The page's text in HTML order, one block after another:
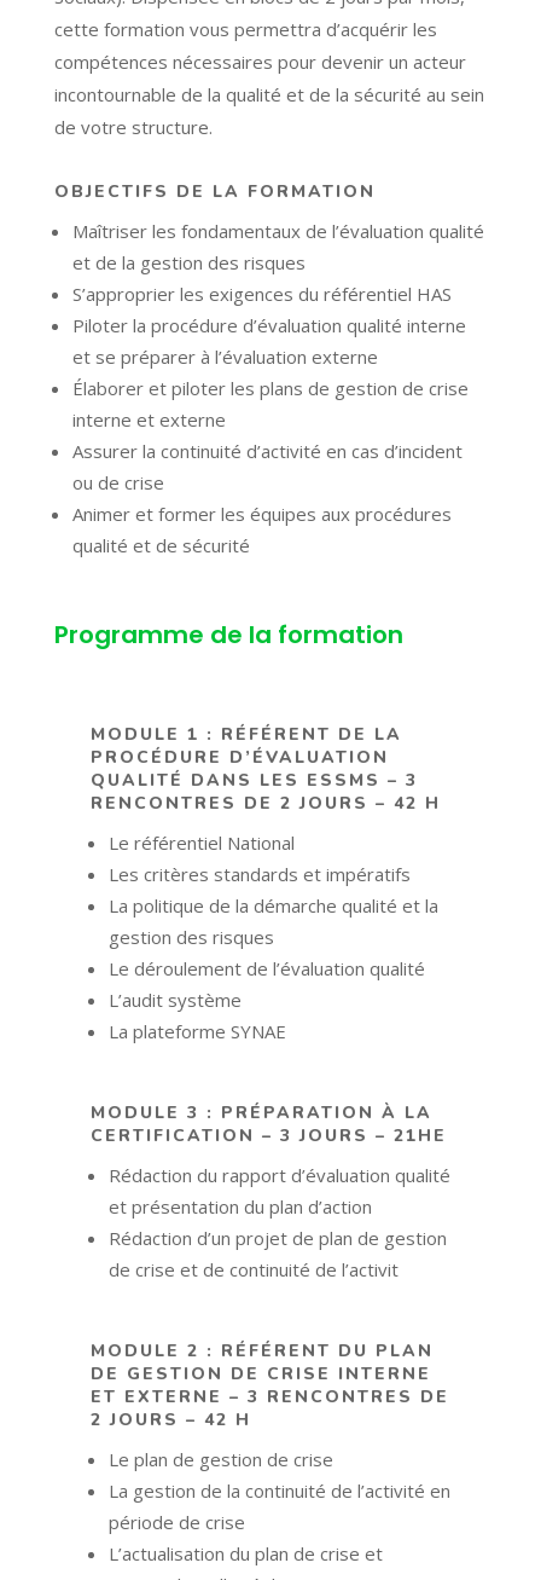
cette formation vous permettra d’acquérir les
compétences nécessaires pour devenir un acteur
incontournable de la qualité et de la sécurité au sein
de votre structure.
OBJECTIFS DE LA FORMATION
Maîtriser les fondamentaux de l’évaluation qualité
et de la gestion des risques
S’approprier les exigences du référentiel HAS
Piloter la procédure d’évaluation qualité interne
et se préparer à l’évaluation externe
Élaborer et piloter les plans de gestion de crise
interne et externe
Assurer la continuité d’activité en cas d’incident
ou de crise
Animer et former les équipes aux procédures
qualité et de sécurité
Programme de la formation
MODULE 1 : RÉFÉRENT DE LA
PROCÉDURE D’ÉVALUATION
QUALITÉ DANS LES ESSMS – 3
RENCONTRES DE 2 JOURS – 42 H
Le référentiel National
Les critères standards et impératifs
La politique de la démarche qualité et la
gestion des risques
Le déroulement de l’évaluation qualité
L’audit système
La plateforme SYNAE
MODULE 3 : PRÉPARATION À LA
CERTIFICATION – 3 JOURS – 21HE
Rédaction du rapport d’évaluation qualité
et présentation du plan d’action
Rédaction d’un projet de plan de gestion
de crise et de continuité de l’activit
MODULE 2 : RÉFÉRENT DU PLAN
DE GESTION DE CRISE INTERNE
ET EXTERNE – 3 RENCONTRES DE
2 JOURS – 42 H
Le plan de gestion de crise
La gestion de la continuité de l’activité en
période de crise
L’actualisation du plan de crise et